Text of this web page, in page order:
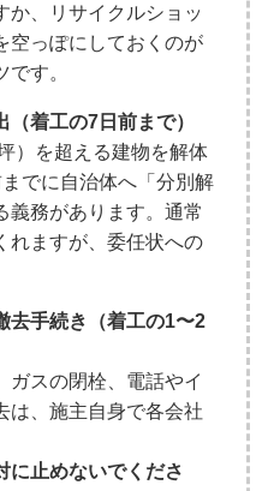
か、リサイクルショッ
空っぽにしておくのが
す。
着工の7日前まで）
）を超える建物を解体
でに自治体へ「分別解
義務があります。通常
れますが、委任状への
去手続き（着工の1〜2
ガスの閉栓、電話やイ
は、施主自身で各会社
に止めないでくださ